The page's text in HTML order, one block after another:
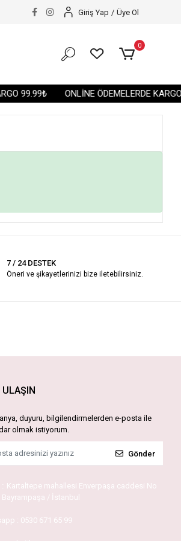
99.99₺ ONLİNE ÖDEMELERDE
Giriş Yap / Üye Ol
0
7 / 24 DESTEK
Öneri ve şikayetlerinizi bize iletebilirsiniz.
duyuru, bilgilendirmelerden e-posta ile
olmak istiyorum.
Gönder
Kartaltepe mahallesi Enverpaşa caddesi No
Bayrampaşa / İstanbul
: 0530 671 65 99